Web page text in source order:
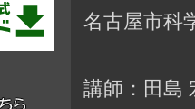
名古屋市科
講師：田島